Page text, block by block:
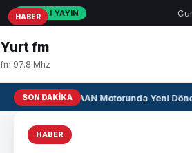
CANLI YAYIN
Yurt fm
fm 97.8 Mhz
SON DAKIKA
✈️KAAN Motorunda Yeni
HABER
HABER
HABER
HABER